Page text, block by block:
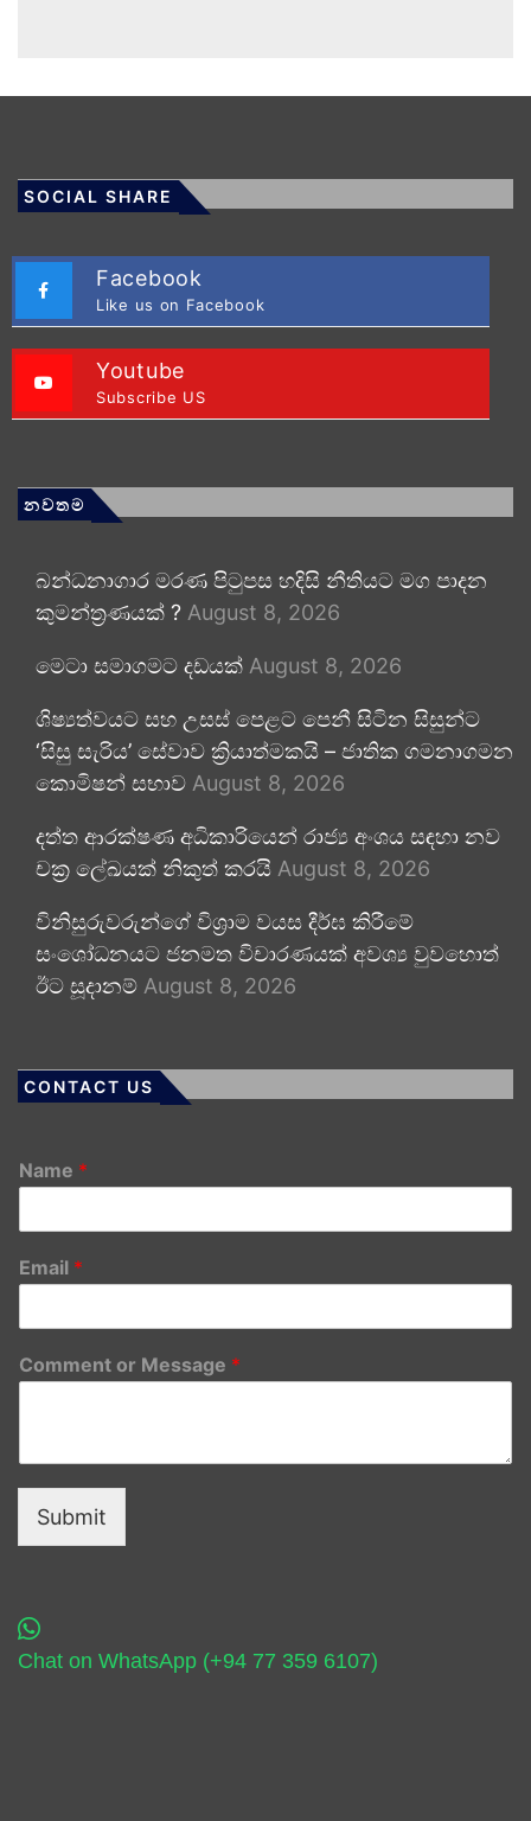
SOCIAL SHARE
Facebook
Like us on Facebook
Youtube
Subscribe US
නවතම
බන්ධනාගාර මරණ පිටුපස හදිසි නීතියට මග පාදන
කුමන්ත්‍රණයක් ? August 8, 2026
මෙටා සමාගමට දඩයක් August 8, 2026
ශිෂ්‍යත්වයට සහ උසස් පෙළට පෙනී සිටින සිසුන්ට
‘සිසු සැරිය’ සේවාව ක්‍රියාත්මකයි – ජාතික ගමනාගමන
කොමිෂන් සභාව August 8, 2026
දත්ත ආරක්ෂණ අධිකාරියෙන් රාජ්‍ය අංශය සඳහා නව
චක්‍ර ලේඛයක් නිකුත් කරයි August 8, 2026
විනිසුරුවරුන්ගේ විශ්‍රාම වයස දීර්ඝ කිරීමේ
සංශෝධනයට ජනමත විචාරණයක් අවශ්‍ය වුවහොත්
ඊට සූදානම් August 8, 2026
CONTACT US
Name *
Email *
Comment or Message *
Submit
Chat on WhatsApp (+94 77 359 6107)